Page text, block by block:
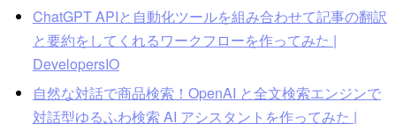
ChatGPT APIと自動化ツールを組み合わせて記事の翻訳
と要約をしてくれるワークフローを作ってみた |
DevelopersIO
自然な対話で商品検索！OpenAI と全文検索エンジンで
対話型ゆるふわ検索 AI アシスタントを作ってみた |